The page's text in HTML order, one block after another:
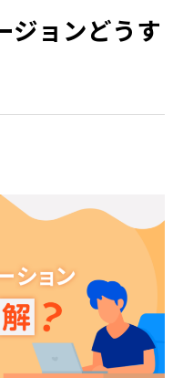
ジョンどうす